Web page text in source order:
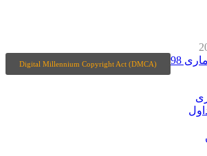
Digital Millennium Copyright Act (DMCA)